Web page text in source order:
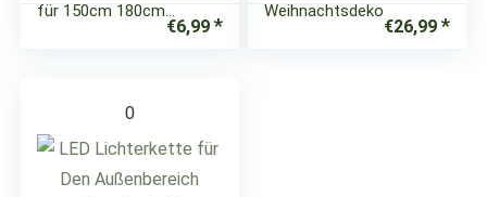
für 150cm 180cm…
€6,99
Weihnachtsdeko
€26,99
0